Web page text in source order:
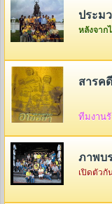
ประม
สารค
ภาพบรรยา